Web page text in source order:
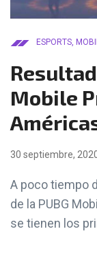
ESPORTS,
Mobile
30 septiembre,
A poco tiempo
de la PUBG
se tienen los